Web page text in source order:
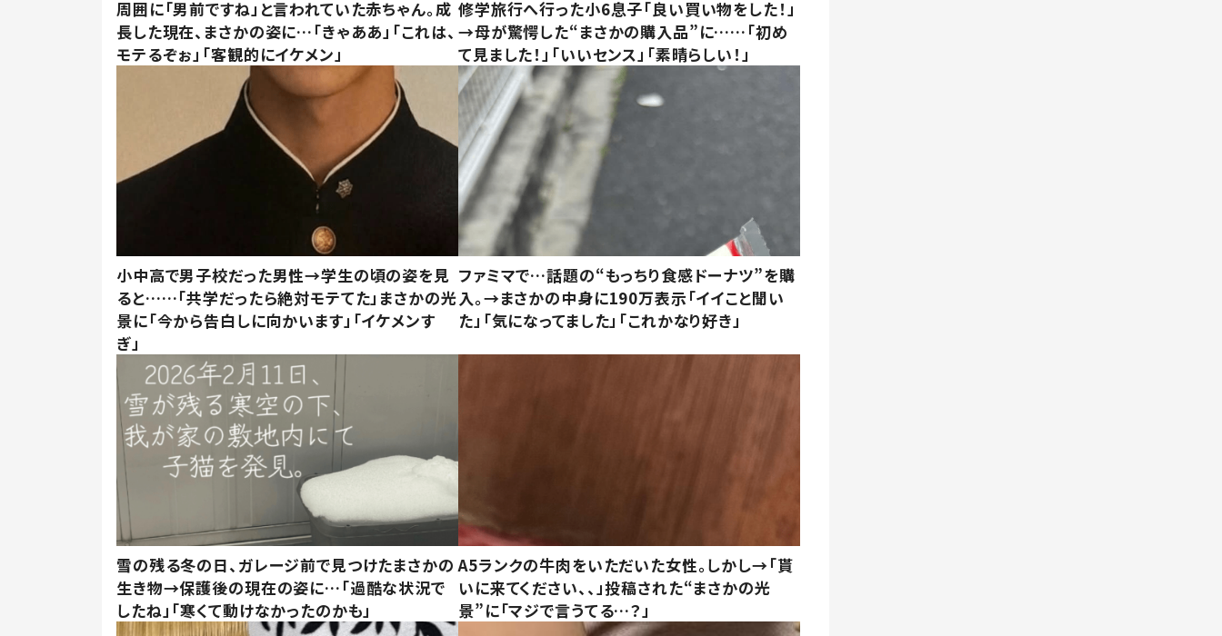
周囲に「男前ですね」と言われていた赤ちゃん。成
長した現在、まさかの姿に…「きゃああ」「これは、
モテるぞぉ」「客観的にイケメン」
修学旅行へ行った小6息子「良い買い物をした！」
→母が驚愕した“まさかの購入品”に……「初め
て見ました！」「いいセンス」「素晴らしい！」
小中高で男子校だった男性→学生の頃の姿を見
ると……「共学だったら絶対モテてた」まさかの光
景に「今から告白しに向かいます」「イケメンす
ぎ」
ファミマで…話題の“もっちり食感ドーナツ”を購
入。→まさかの中身に190万表示「イイこと聞い
た」「気になってました」「これかなり好き」
雪の残る冬の日、ガレージ前で見つけたまさかの
生き物→保護後の現在の姿に…「過酷な状況で
したね」「寒くて動けなかったのかも」
A5ランクの牛肉をいただいた女性。しかし→「貰
いに来てください、、」投稿された“まさかの光
景”に「マジで言うてる…？」